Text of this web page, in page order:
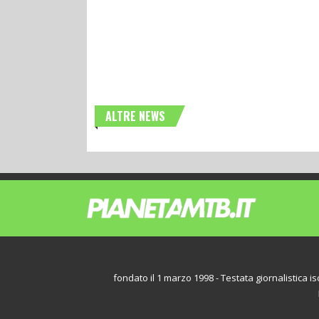
ALTRE NEWS
fondato il 1 marzo 1998 - Testata giornalistica